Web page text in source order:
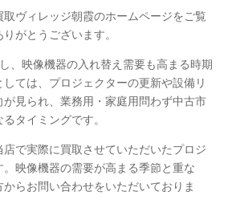
ヴィレッジ朝霞のホームページをご覧
がとうございます。
、映像機器の入れ替え需要も高まる時期
ては、プロジェクターの更新や設備リ
が見られ、業務用・家庭用問わず中古市
タイミングです。
で実際に買取させていただいたプロジ
。映像機器の需要が高まる季節と重な
らお問い合わせをいただいておりま